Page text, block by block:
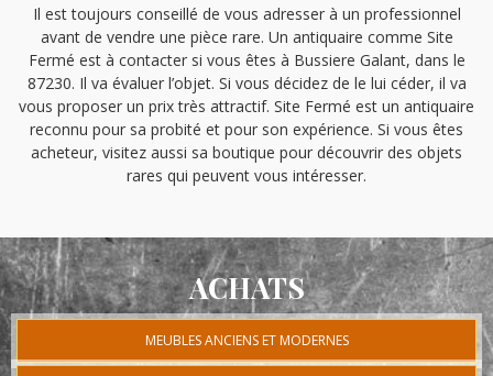
Il est toujours conseillé de vous adresser à un professionnel
avant de vendre une pièce rare. Un antiquaire comme Site
Fermé est à contacter si vous êtes à Bussiere Galant, dans le
87230. Il va évaluer l’objet. Si vous décidez de le lui céder, il va
vous proposer un prix très attractif. Site Fermé est un antiquaire
reconnu pour sa probité et pour son expérience. Si vous êtes
acheteur, visitez aussi sa boutique pour découvrir des objets
rares qui peuvent vous intéresser.
ACHATS
MEUBLES ANCIENS ET MODERNES